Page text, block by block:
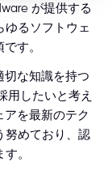
が提供する
ゆるソフトウェ
す。
切な知識を持つ
用したいと考え
を最新のテク
努めており、認
。